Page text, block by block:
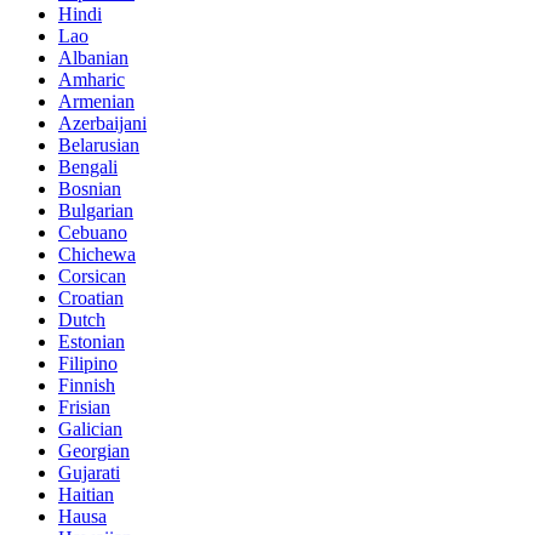
Hindi
Lao
Albanian
Amharic
Armenian
Azerbaijani
Belarusian
Bengali
Bosnian
Bulgarian
Cebuano
Chichewa
Corsican
Croatian
Dutch
Estonian
Filipino
Finnish
Frisian
Galician
Georgian
Gujarati
Haitian
Hausa